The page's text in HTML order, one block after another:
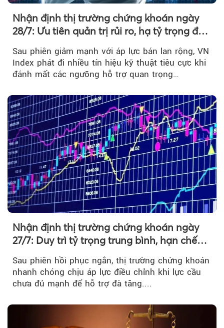
Nhận định thị trường chứng khoán ngày
28/7: Ưu tiên quản trị rủi ro, hạ tỷ trọng đòn
Sau phiên giảm mạnh với áp lực bán lan rộng, VN
Index phát đi nhiều tín hiệu kỹ thuật tiêu cực khi
đánh mất các ngưỡng hỗ trợ quan trọng…
Nhận định thị trường chứng khoán ngày
27/7: Duy trì tỷ trọng trung bình, hạn chế
Sau phiên hồi phục ngắn, thị trường chứng khoán
nhanh chóng chịu áp lực điều chỉnh khi lực cầu
chưa đủ mạnh để hỗ trợ đà tăng....